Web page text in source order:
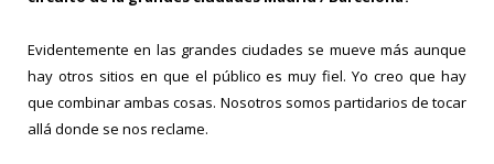
Evidentemente en las grandes ciudades se mueve más aunque
hay otros sitios en que el público es muy fiel. Yo creo que hay
que combinar ambas cosas. Nosotros somos partidarios de tocar
allá donde se nos reclame.